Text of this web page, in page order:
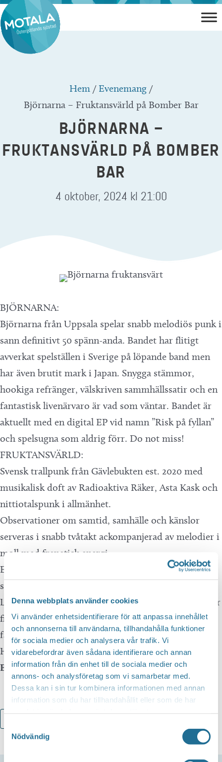
Denna webbplats använder cookies
Vi använder enhetsidentifierare för att anpassa innehållet
och annonserna till användarna, tillhandahålla funktioner
för sociala medier och analysera vår trafik. Vi
vidarebefordrar även sådana identifierare och annan
information från din enhet till de sociala medier och
annons- och analysföretag som vi samarbetar med.
Dessa kan i sin tur kombinera informationen med annan
information som du har tillhandahållit eller som de har
Samtyckesval
Nödvändig
Hoppa
till
innehåll
Hem /Evenemang /
Björnarna – Fruktansvärld på Bomber Bar
BJÖRNARNA –
FRUKTANSVÄRLD PÅ BOMBER
BAR
4 oktober, 2024 kl 21:00
BJÖRNARNA:
Björnarna från Uppsala spelar snabb melodiös punk i
sann definitivt 50 spänn-anda. Bandet har flitigt
avverkat spelställen i Sverige på löpande band men
har även brutit mark i Japan. Snygga stämmor,
hookiga refränger, välskriven sammhällssatir och en
fantastisk livenärvaro är vad som väntar. Bandet är
aktuellt med en digital EP vid namn ”Risk på fyllan”
och spelsugna som aldrig förr. Do not miss!
FRUKTANSVÄRLD:
Svensk trallpunk från Gävlebukten est. 2020 med
musikalisk doft av Radioaktiva Räker, Asta Kask och
nittiotalspunk i allmänhet.
Observationer om samtid, samhälle och känslor
serveras i snabb tvåtakt ackompanjerad av melodier i
moll med frenetisk energi.
En rykande färsk EP – Sisyfos – släpptes innan
sommaren och en självbetitlad LP, en split-LP med
Lastkaj 14 och medverkan på ett antal samlingsskivor
finns i bagaget och material till nästa album skrivs
färdigt as we speak.
Håll i hatten och häng med!
Biljetter: www.tickster.com